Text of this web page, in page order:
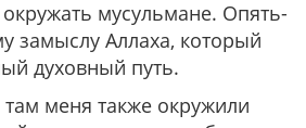
мусульмане. Опять-
замыслу Аллаха, который
духовный путь.
там меня также окружили